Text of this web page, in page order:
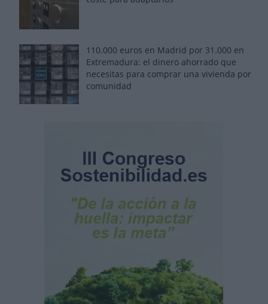
110.000 euros en Madrid por 31.000 en
Extremadura: el dinero ahorrado que
necesitas para comprar una vivienda por
comunidad